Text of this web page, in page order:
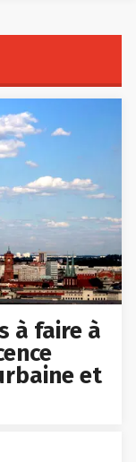
à faire à
et